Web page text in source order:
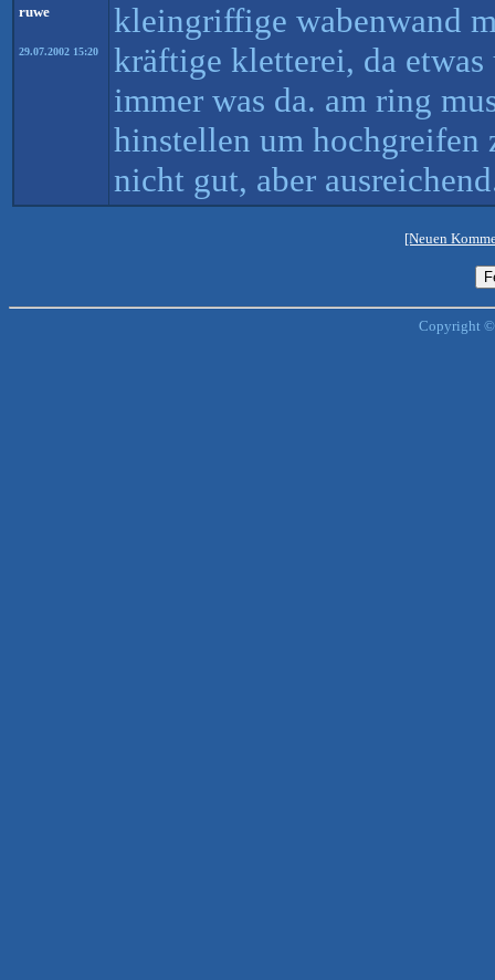
ruwe
29.07.2002 15:20
kleingriffige wabenwand
kräftige kletterei, da etwas
immer was da. am ring
hinstellen um hochgreifen
nicht gut, aber
[Neuen
Copyright ©